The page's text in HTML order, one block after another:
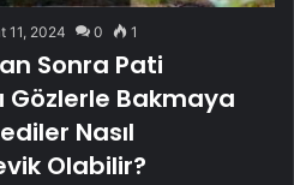
11, 2024 0 1
Sonra Pati
Gözlerle Bakmaya
Nasıl
Olabilir?